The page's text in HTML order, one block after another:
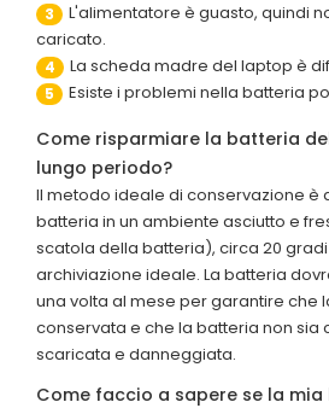
3
L'alimentatore è guasto, quindi
caricato.
4 La scheda madre del laptop è
5 Esiste i problemi nella batteria
Come risparmiare la batteria
lungo periodo?
Il metodo ideale di conservazione è
batteria in un ambiente asciutto e
scatola della batteria), circa 20
archiviazione ideale. La batteria
una volta al mese per garantire che
conservata e che la batteria non sia
scaricata e danneggiata.
Come faccio a sapere se la